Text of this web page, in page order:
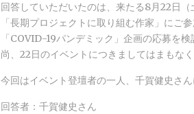
回答していただいたのは、来たる8月22日
「長期プロジェクトに取り組む作家」にご
「COVID-19パンデミック」企画の応募を
尚、22日のイベントにつきましてはまもな
今回はイベント登壇者の一人、千賀健史さ
回答者：千賀健史さん